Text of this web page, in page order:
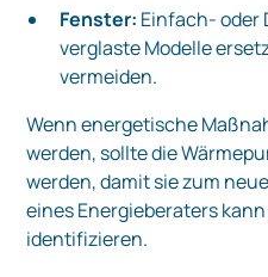
Fenster: Einfach‑
verglaste Modelle
vermeiden.
Wenn energetische
werden, sollte die
werden, damit sie zum
eines Energieberaters
identifizieren.